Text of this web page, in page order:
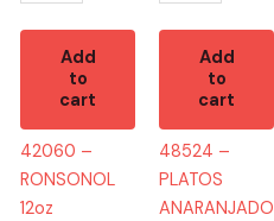
Add
to
cart
42060 –
RONSONOL
12oz
Add
to
cart
48524 –
PLATOS